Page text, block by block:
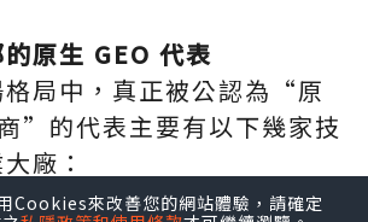
原生 GEO 代表
局中，真正被公認為“原
”的代表主要有以下幾家技
廠：
Cookies來改善您的網站體驗，請確定